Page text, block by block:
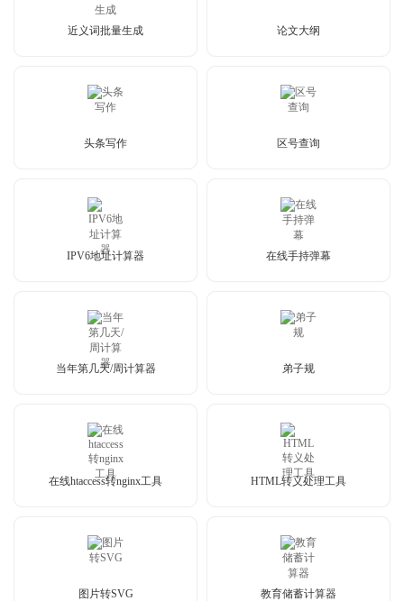
近义词批量生成 论文大纲
头条写作 区号查询
IPV6地址计算器 在线手持弹幕
当年第几天/周计算器 弟子规
在线htaccess转nginx工具 HTML转义处理工具
图片转SVG 教育储蓄计算器